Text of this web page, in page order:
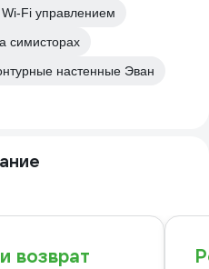
Fi управлением
симисторах
настенные Эван
возврат